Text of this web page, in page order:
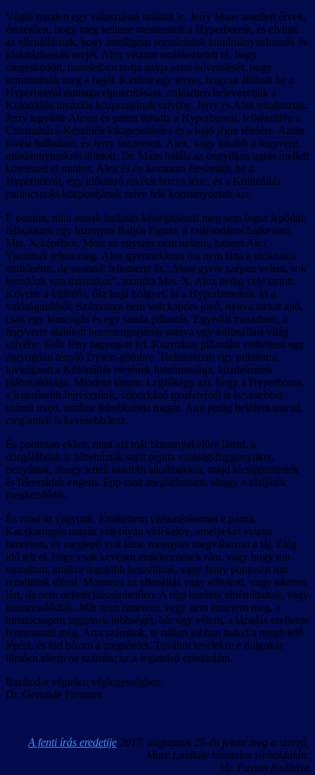
Végül minden egy választássá szűkült le. Jerry Maas amellett érvelt,
ésszerűen, hogy meg kellene mentenünk a Hyperboreát, és elvinni
az ellenállásnak, hogy intelligens sorstársaink tanulmányozhassák és
kiaknázhassák erejét. Alex viszont emlékeztetett rá, hogy
megesküdött, tiszteletben tartja anyja azon követelését, hogy
semmisítsük meg a hajót. Kiötlött egy tervet, hogyan állítsuk be a
Hyperboreát önmaga elpusztítására, miközben belevezetjük a
Különállás inváziós központjának szívébe. Jerry és Alex vitatkoztak.
Jerry legyűrte Alexet és partra futtatta a Hyperboreát, felkészülve a
Csizmahúzó Készülék kikapcsolására és a hajó jégre tételére. Aztán
lövést hallottam, és Jerry összeesett. Alex, vagy inkább a fegyvere,
mindannyiunkról döntött. Dr. Maas halála az öngyilkos ugrás mellett
kötelezett el minket. Alex és én komoran élesítettük be a
Hyperboreát, egy időutazó rakétát hozva létre, és a Különállás
parancsnoki központjának szíve felé kormányoztuk azt.
E ponton, mint annak hallatán kétségtelenül meg sem fogsz lepődni,
felbukkant egy bizonyos Baljós Figura, a csúfondáros bajkeverő,
Mrs. X képében. Most az egyszer nem nekem, hanem Alex
Vauntnak jelent meg. Alex gyermekkora óta nem látta a titokzatos
tanítónénit, de azonnal felismerte őt. „Most gyere szépen velem, sok
leendőnk van másmikor”, mondta Mrs. X, Alex pedig vele tartott.
Követte a különös, ősz hajú hölgyet, ki a Hyperboreáról, ki a
valóságunkból. Számomra nem volt kapóra jövő, nyitva tartott ajtó,
csak egy kuncogás és egy sanda pillantás. Egyedül maradtam, a
fegyverré alakított luxustengerjárón utazva egy különállási világ
szívébe. Erős fény ragyogott fel. Kozmikus pillantást vethettem egy
ragyogóan fénylő Dyson-gömbre. Tudatomban egy pillanatra
kivirágzott a Különállás erejének hatalmassága, küzdelmünk
hiábavalósága. Mindent láttam. Legfőképp azt, hogy a Hyperborea,
a legerősebb fegyverünk, sziporkázó gyufafejnél is kevesebbet
számít majd, amikor felrobbantja magát. Ami pedig belőlem marad,
még annál is kevesebb lesz.
És pontosan ekkor, mint azt már bizonnyal előre láttad, a
dörgőlábúak is félrehúzták saját pepita valóság-függönyüket,
benyúltak, ahogy tették korábbi alkalmakkor, majd kicsippentettek
és félreraktak engem. Épp csak megláthattam, ahogy a tűzijáték
megkezdődik.
És most itt vagyunk. Említettem visszatérésemet e partra.
Kacskaringós utazás volt olyan vidékekre, amelyeket valaha
ismertem, és meglepő volt látni, mennyire megváltozott a táj. Elég
idő telt el, hogy csak kevesen emlékezzenek rám, vagy hogy mit
mondtam, amikor legutóbb beszéltünk, vagy hogy pontosan mit
reméltünk elérni. Mostanra az ellenállás vagy elbukott, vagy sikerrel
járt, de nem nekem köszönhetően. A régi barátok elnémíttattak, vagy
lemorzsolódtak. Már nem ismerem, vagy nem ismerem meg, a
kutatócsoport tagjainak többségét, bár úgy vélem, a lázadás szelleme
fennmaradt még. Arra számítok, te nálam jobban tudod a megfelelő
lépést, és rád bízom a megtételét. További levelekre e dolgokat
illetően tőlem ne számíts; ez a legutolsó episztolám.
Barátod a végtelen véglegességben,
Dr. Gertrude Fremont
A fenti írás eredetije 2017. augusztus 25-én jelent meg a szerző,
Marc Laidlaw hivatalos weboldalán.
Mr. Fusion fordítása